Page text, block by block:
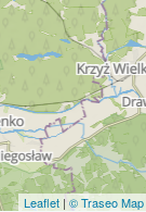
Leaflet | © Traseo Map